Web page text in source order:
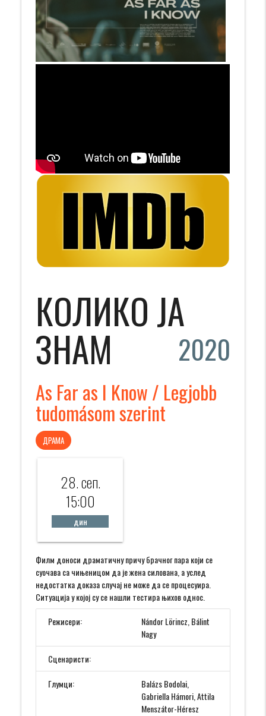
КОЛИКО ЈА
ЗНАМ 2020
As Far as I Know / Legjobb
tudomásom szerint
ДРАМА
28. сеп.
15:00
дин
Филм доноси драматичну причу брачног пара који се
суочава са чињеницом да је жена силована, а услед
недостатка доказа случај не може да се процесуира.
Ситуација у којој су се нашли тестира њихов однос.
Режисери:
Nándor Lörincz, Bálint
Nagy
Сценаристи:
Глумци:
Balázs Bodolai,
Gabriella Hámori, Attila
Menszátor-Héresz